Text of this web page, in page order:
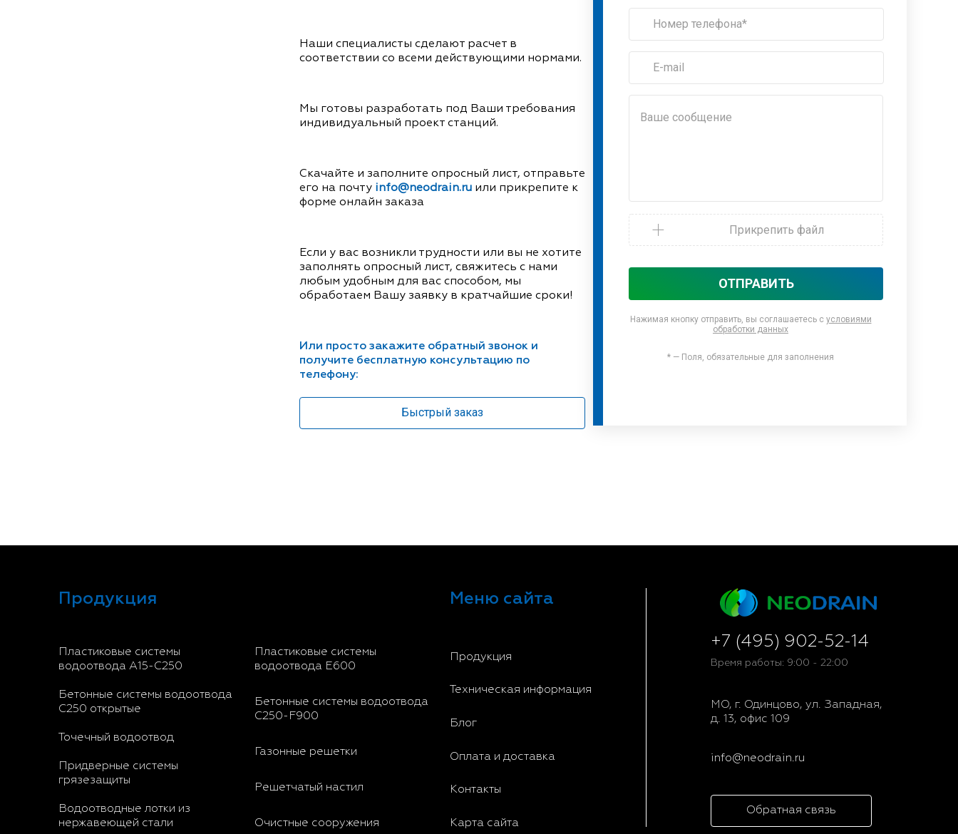
Наши специалисты сделают расчет в
соответствии со всеми действующими нормами.
Мы готовы разработать под Ваши требования
индивидуальный проект станций.
Скачайте и заполните опросный лист, отправьте
его на почту info@neodrain.ru или прикрепите к
форме онлайн заказа
Если у вас возникли трудности или вы не хотите
заполнять опросный лист, свяжитесь с нами
любым удобным для вас способом, мы
обработаем Вашу заявку в кратчайшие сроки!
Или просто закажите обратный звонок и
получите бесплатную консультацию по
телефону:
Быстрый заказ
Прикрепить файл
ОТПРАВИТЬ
Нажимая кнопку отправить, вы соглашаетесь с условиями
обработки данных
* — Поля, обязательные для заполнения
Продукция
Пластиковые системы
водоотвода A15-C250
Бетонные системы водоотвода
С250 открытые
Точечный водоотвод
Придверные системы
грязезащиты
Водоотводные лотки из
нержавеющей стали
Пластиковые системы
водоотвода E600
Бетонные системы водоотвода
С250-F900
Газонные решетки
Решетчатый настил
Очистные сооружения
Меню сайта
Продукция
Техническая информация
Блог
Оплата и доставка
Контакты
Карта сайта
+7 (495) 902-52-14
Время работы: 9:00 - 22:00
МО, г. Одинцово, ул. Западная,
д. 13, офис 109
info@neodrain.ru
Обратная связь